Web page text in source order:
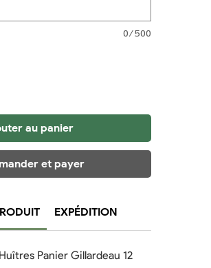
0/500
au panier
et payer
EXPÉDITION
Panier Gillardeau 12